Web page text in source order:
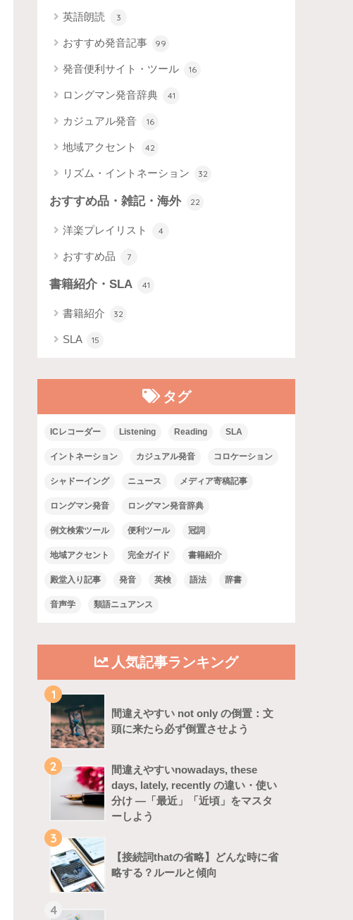
英語朗読 3
おすすめ発音記事 99
発音便利サイト・ツール 16
ロングマン発音辞典 41
カジュアル発音 16
地域アクセント 42
リズム・イントネーション 32
おすすめ品・雑記・海外 22
洋楽プレイリスト 4
おすすめ品 7
書籍紹介・SLA 41
書籍紹介 32
SLA 15
タグ
ICレコーダー Listening Reading SLA
イントネーション カジュアル発音 コロケーション
シャドーイング ニュース メディア寄稿記事
ロングマン発音 ロングマン発音辞典
例文検索ツール 便利ツール 冠詞
地域アクセント 完全ガイド 書籍紹介
殿堂入り記事 発音 英検 語法 辞書
音声学 類語ニュアンス
人気記事ランキング
1
間違えやすい not only の倒置：文
頭に来たら必ず倒置させよう
2
間違えやすいnowadays, these
days, lately, recently の違い・使い
分け ―「最近」「近頃」をマスタ
ーしよう
3
【接続詞thatの省略】どんな時に省
略する？ルールと傾向
4